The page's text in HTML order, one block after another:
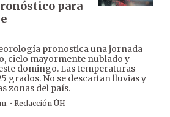
para
pronostica una jornada
cielo mayormente nublado y
domingo. Las temperaturas
grados. No se descartan lluvias y
zonas del país.
· Redacción ÚH